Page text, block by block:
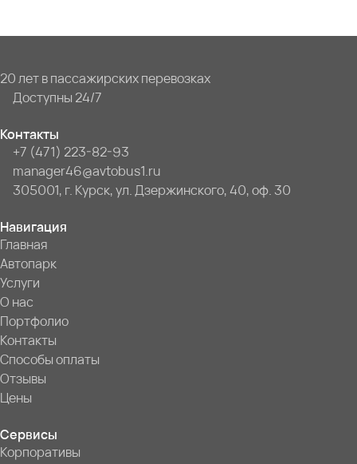
20 лет в пассажирских перевозках
Доступны 24/7
Контакты
+7 (471) 223-82-93
manager46@avtobus1.ru
305001, г. Курск, ул. Дзержинского, 40, оф. 30
Навигация
Главная
Автопарк
Услуги
О нас
Портфолио
Контакты
Способы оплаты
Отзывы
Цены
Сервисы
Корпоративы